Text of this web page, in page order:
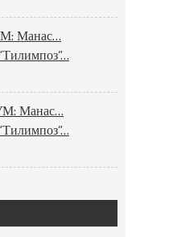
Манас…
Манас…